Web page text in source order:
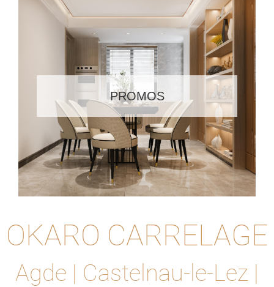
PROMOS
OKARO CARRELAGE
Agde | Castelnau-le-Lez |